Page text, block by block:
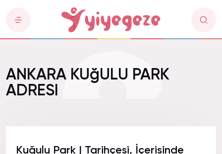
ANKARA KUğULU PARK
ADRESI
Kuğulu Park | Tarihçesi, İçerisinde